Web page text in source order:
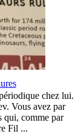
chez lui.
Vous avez par
qui, comme par
Fil ...